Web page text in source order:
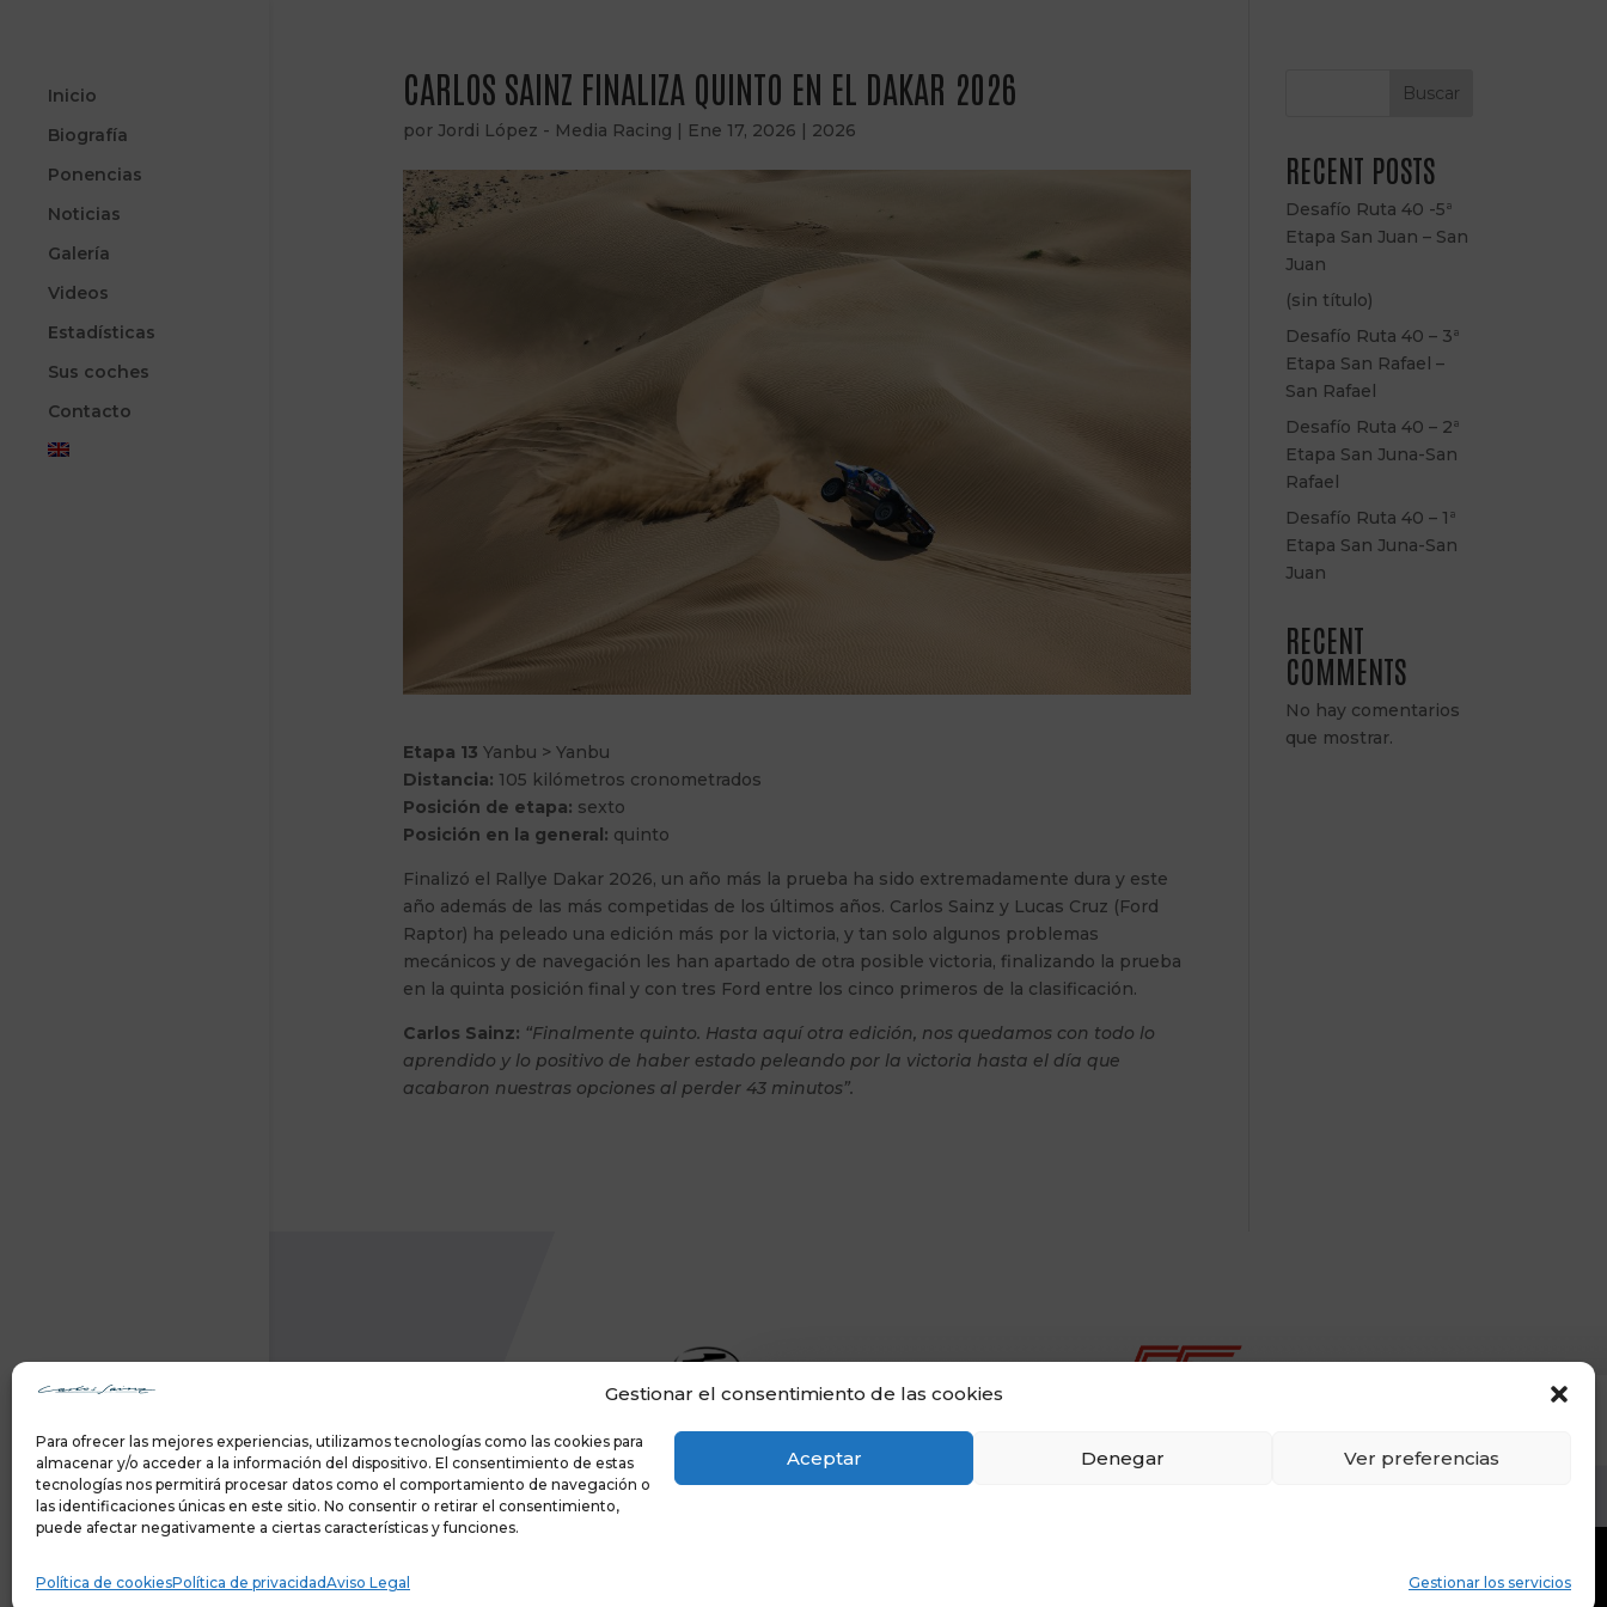
Gestionar el consentimiento de las cookies
Para ofrecer las mejores experiencias, utilizamos tecnologías como las cookies para
almacenar y/o acceder a la información del dispositivo. El consentimiento de estas
tecnologías nos permitirá procesar datos como el comportamiento de navegación o
las identificaciones únicas en este sitio. No consentir o retirar el consentimiento,
puede afectar negativamente a ciertas características y funciones.
Gestionar los servicios
Aceptar Denegar Ver preferencias
Política de cookiesPolítica de privacidadAviso Legal
Inicio
Biografía
Ponencias
Noticias
Galería
Videos
Estadísticas
Sus coches
Contacto
CARLOS SAINZ FINALIZA QUINTO EN EL DAKAR 2026
por Jordi López - Media Racing | Ene 17, 2026 | 2026
Etapa 13 Yanbu > Yanbu
Distancia: 105 kilómetros cronometrados
Posición de etapa: sexto
Posición en la general: quinto
Finalizó el Rallye Dakar 2026, un año más la prueba ha sido extremadamente dura y este
año además de las más competidas de los últimos años. Carlos Sainz y Lucas Cruz (Ford
Raptor) ha peleado una edición más por la victoria, y tan solo algunos problemas
mecánicos y de navegación les han apartado de otra posible victoria, finalizando la prueba
en la quinta posición final y con tres Ford entre los cinco primeros de la clasificación.
Carlos Sainz: “Finalmente quinto. Hasta aquí otra edición, nos quedamos con todo lo
aprendido y lo positivo de haber estado peleando por la victoria hasta el día que
acabaron nuestras opciones al perder 43 minutos”.
Buscar
RECENT POSTS
Desafío Ruta 40 -5ª
Etapa San Juan – San
Juan
(sin título)
Desafío Ruta 40 – 3ª
Etapa San Rafael –
San Rafael
Desafío Ruta 40 – 2ª
Etapa San Juna-San
Rafael
Desafío Ruta 40 – 1ª
Etapa San Juna-San
Juan
RECENT
COMMENTS
No hay comentarios
que mostrar.
Copyright © Prensa y comunicación:Media Racing